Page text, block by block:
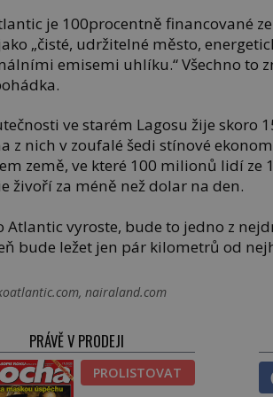
je 100procentně financované
„čisté, udržitelné město,
emisemi uhlíku.“ Všechno to
ve starém Lagosu žije skoro
z nich v zoufalé šedi stínové
země, ve které 100 milionů lidí ze
živoří za méně než dolar na den.
Atlantic vyroste, bude to jedno z
bude ležet jen pár kilometrů od
nairaland.com
PRÁVĚ V PRODEJI
PROLISTOVAT